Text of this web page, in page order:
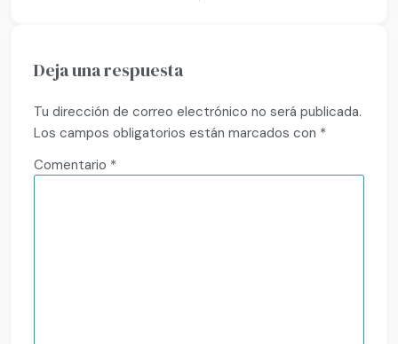
Deja una respuesta
Tu dirección de correo electrónico no será publicada.
Los campos obligatorios están marcados con *
Comentario *